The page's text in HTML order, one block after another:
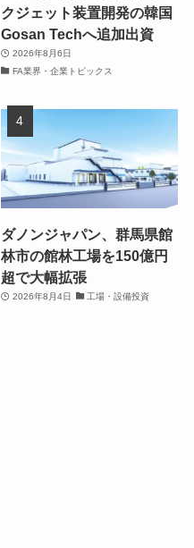
クジェット装置開発の韓国
Gosan Techへ追加出資
2026年8月6日
FA業界・企業トピックス
ダノンジャパン、群馬県館
林市の館林工場を150億円
超で大幅拡張
2026年8月4日 工場・設備投資